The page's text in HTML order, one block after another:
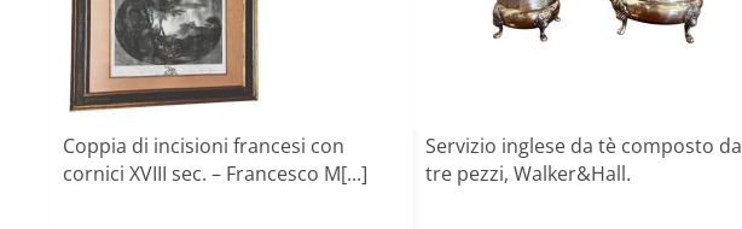
Coppia di incisioni francesi con
cornici XVIII sec. – Francesco M[...]
Servizio inglese da tè composto da
tre pezzi, Walker&Hall.